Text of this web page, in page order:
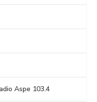
Aspe 103.4